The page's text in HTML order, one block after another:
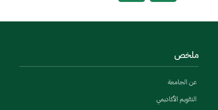
ملخص
عن الجامعة
التقويم الأكاديمي